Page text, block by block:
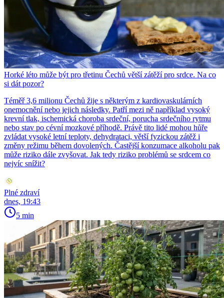
Horké léto může být pro třetinu Čechů větší zátěží pro srdce. Na co
si dát pozor?
Téměř 3,6 milionu Čechů žije s některým z kardiovaskulárních
onemocnění nebo jejich následky. Patří mezi ně například vysoký
krevní tlak, ischemická choroba srdeční, porucha srdečního rytmu
nebo stav po cévní mozkové příhodě. Právě tito lidé mohou hůře
zvládat vysoké letní teploty, dehydrataci, větší fyzickou zátěž i
změny režimu během dovolených. Častější konzumace alkoholu pak
může riziko dále zvyšovat. Jak tedy riziko problémů se srdcem co
nejvíc snížit?
Plné zdraví
dnes, 19:43
5 min